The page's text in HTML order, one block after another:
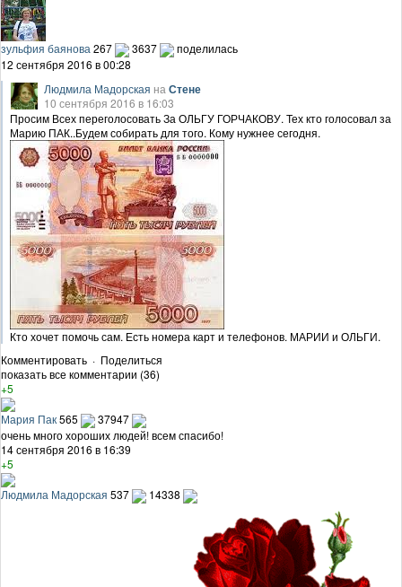
зульфия баянова 267 3637
поделилась
12 сентября 2016 в 00:28
Людмила Мадорская на Стене
10 сентября 2016 в 16:03
Просим Всех переголосовать За ОЛЬГУ ГОРЧАКОВУ. Тех кто голосовал за
Марию ПАК..Будем собирать для того. Кому нужнее сегодня.
Кто хочет помочь сам. Есть номера карт и телефонов. МАРИИ и ОЛЬГИ.
Комментировать · Поделиться
показать все комментарии (36)
+5
Мария Пак565
37947
очень много хороших людей! всем спасибо!
14 сентября 2016 в 16:39
+5
Людмила Мадорская 537 14338